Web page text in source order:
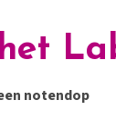
notendop